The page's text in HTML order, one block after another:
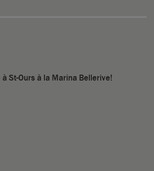
à St-Ours à la Marina Bellerive!